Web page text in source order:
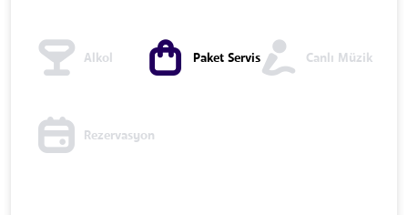
Alkol Paket Servis Canlı Müzik
Rezervasyon